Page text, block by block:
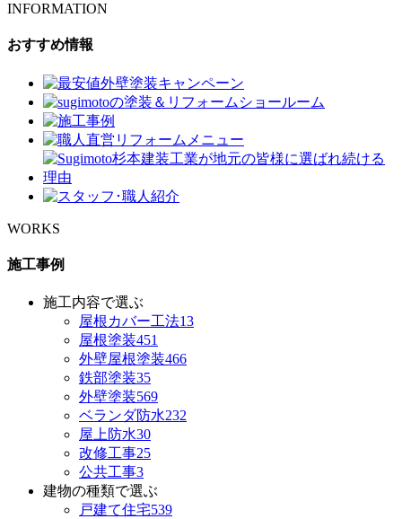
INFORMATION
おすすめ情報
WORKS
施工事例
施工内容で選ぶ
屋根カバー工法13
屋根塗装451
外壁屋根塗装466
鉄部塗装35
外壁塗装569
ベランダ防水232
屋上防水30
改修工事25
公共工事3
建物の種類で選ぶ
戸建て住宅539